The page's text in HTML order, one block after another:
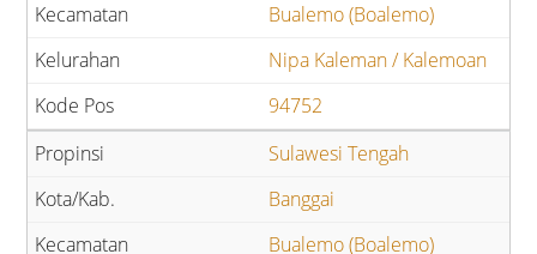
Bualemo (Boalemo)
Nipa Kaleman / Kalemoan
94752
Sulawesi Tengah
Banggai
Bualemo (Boalemo)